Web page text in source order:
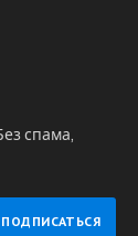
спама,